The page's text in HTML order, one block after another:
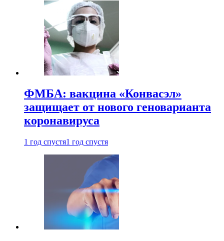
ФМБА: вакцина «Конвасэл»
защищает от нового геноварианта
коронавируса
1 год спустя1 год спустя